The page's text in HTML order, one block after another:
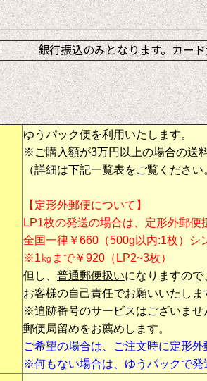
銀行振込のみとなります。カー
ゆうパック便を利用いたします。
※ご購入額が3万円以上の場合の送
（詳細は下記一覧表をご覧ください
【定形外郵便について】
LP1枚の発送の場合は、定形外郵便
全国一律￥660（500g以内:1枚）シ
※1㎏まで￥920（LP2~3枚）
但し、 普通郵便扱いになりますの
お客様の自己責任でお願いいたしま
※追跡番号のサービスはございませ
郵便局留めをお薦めします。
ご希望の場合は、ご注文時に定形
※何もない場合は、ゆうパックで発